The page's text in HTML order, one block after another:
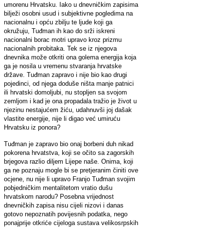
umorenu Hrvatsku. Iako u dnevničkim zapisima
bilježi osobni usud i subjektivne pogledima na
nacionalnu i opću zbilju te ljude koji ga
okružuju, Tuđman ih kao do srži iskreni
nacionalni borac motri upravo kroz prizmu
nacionalnih probitaka. Tek se iz njegova
dnevnika može otkriti ona golema energija koja
ga je nosila u vremenu stvaranja hrvatske
države. Tuđman zapravo i nije bio kao drugi
pojedinci, od njega doduše ništa manje patnici
ili hrvatski domoljubi, nu stopljen sa svojom
zemljom i kad je ona propadala tražio je život u
njezinu nestajućem žiću, udahnuvši joj dašak
vlastite energije, nije li digao već umiruću
Hrvatsku iz ponora?
Tuđman je zapravo bio onaj borbeni duh nikad
pokorena hrvatstva, koji se očito sa zagorskih
brjegova razlio diljem Lijepe naše. Onima, koji
ga ne poznaju mogle bi se pretjeranim činiti ove
ocjene, nu nije li upravo Franjo Tuđman svojim
pobjedničkim mentalitetom vratio dušu
hrvatskom narodu? Posebna vrijednost
dnevničkih zapisa nisu cijeli nizovi i danas
gotovo nepoznatih povijesnih podatka, nego
ponajprije otkriće cijeloga sustava velikosrpskih